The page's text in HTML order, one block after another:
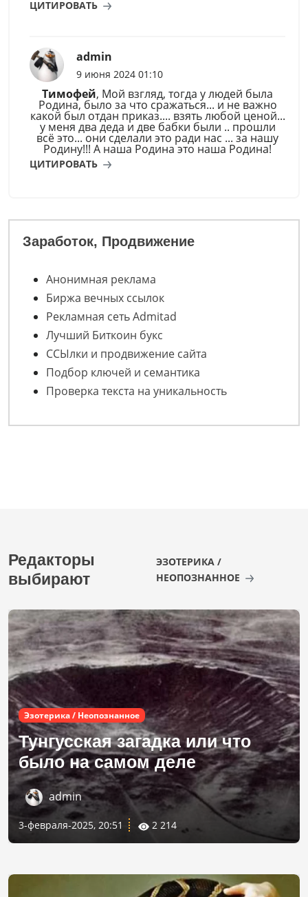
ЦИТИРОВАТЬ
admin
9 июня 2024 01:10
Тимофей, Мой взгляд, тогда у людей была
Родина, было за что сражаться... и не важно
какой был отдан приказ.... взять любой ценой...
у меня два деда и две бабки были .. прошли
всё это... они сделали это ради нас ... за нашу
Родину!!! А наша Родина это наша Родина!
ЦИТИРОВАТЬ
Заработок, Продвижение
Анонимная реклама
Биржа вечных ссылок
Рекламная сеть Admitad
Лучший Биткоин букс
ССЫлки и продвижение сайта
Подбор ключей и семантика
Проверка текста на уникальность
Редакторы
выбирают
ЭЗОТЕРИКА /
НЕОПОЗНАННОЕ
Эзотерика / Неопознанное
Тунгусская загадка или что
было на самом деле
admin
3-февраля-2025, 20:51 2 214